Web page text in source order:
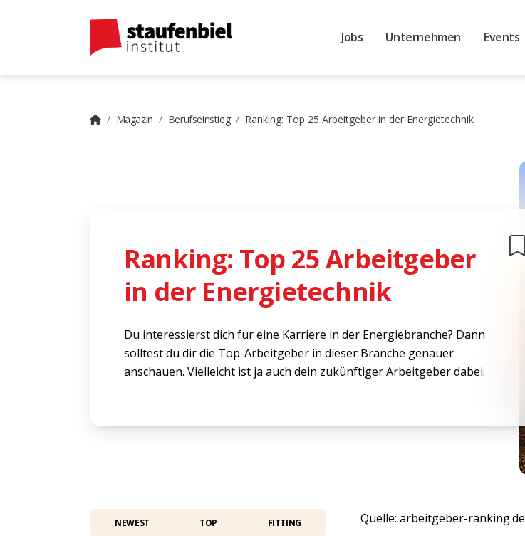
Jobs Unternehmen Events
Magazin Berufseinstieg Ranking: Top 25 Arbeitgeber in der Energietechnik
Ranking: Top 25 Arbeitgeber
in der Energietechnik
Du interessierst dich für eine Karriere in der Energiebranche? Dann
solltest du dir die Top-Arbeitgeber in dieser Branche genauer
anschauen. Vielleicht ist ja auch dein zukünftiger Arbeitgeber dabei.
NEWEST TOP FITTING Quelle: arbeitgeber-ranking.de